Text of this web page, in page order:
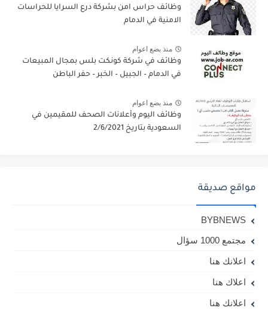
وظائف حراس امن بشركة درع السرايا للحراسات
الامنية في الدمام
منذ بضع اعوام
وظائف في شركة كونكت بلس بمجال المبيعات
في الدمام – الجبيل – الخبر – حفر الباطن
منذ بضع اعوام
وظائف اليوم وأعلانات الصحف للمقيمين في
السعودية بتاريخ 2/6/2021
مواقع صديقة
BYBNEWS
مجتمع 1000 سؤال
اعلانك هنا
اعلاك هنا
اعلانك هنا